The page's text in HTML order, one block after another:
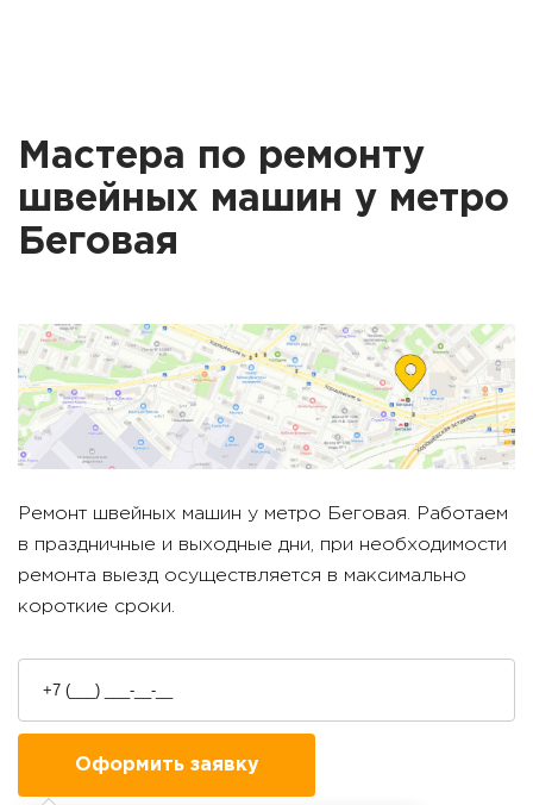
Мастера по ремонту
швейных машин у метро
Беговая
Ремонт швейных машин у метро Беговая . Работаем
в праздничные и выходные дни, при необходимости
ремонта выезд осуществляется в максимально
короткие сроки.